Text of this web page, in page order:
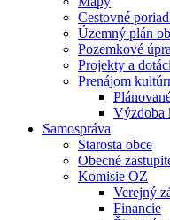
Cestovné
Územný plán
Pozemkové
Projekty a
Prenájom
Výzdoba
Samospráva
Starosta obce
Obecné
Komisie OZ
Verejný
Financie